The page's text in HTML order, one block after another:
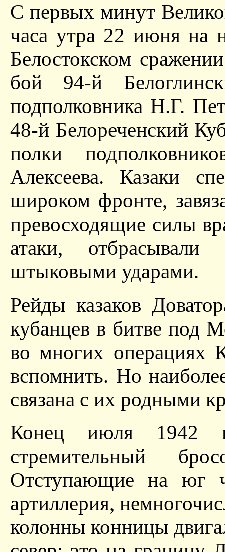
С первых минут
часа утра 22 июня на
Белостокском
бой 94-й
подполковника Н.Г.
48-й Белореченский
полки
Алексеева. Казаки
широком фронте,
превосходящие силы
атаки,
штыковыми ударами.
Рейды казаков
кубанцев в битве под
во многих операциях
вспомнить. Но
связана с их родными
Конец июля 1942
стремительный
Отступающие на юг
артиллерия,
колонны конницы